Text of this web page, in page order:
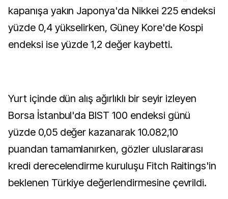
kapanışa yakın Japonya'da Nikkei 225 endeksi
yüzde 0,4 yükselirken, Güney Kore'de Kospi
endeksi ise yüzde 1,2 değer kaybetti.
Yurt içinde dün alış ağırlıklı bir seyir izleyen
Borsa İstanbul'da BIST 100 endeksi günü
yüzde 0,05 değer kazanarak 10.082,10
puandan tamamlanırken, gözler uluslararası
kredi derecelendirme kuruluşu Fitch Raitings'in
beklenen Türkiye değerlendirmesine çevrildi.